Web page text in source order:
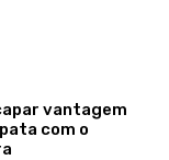
vantagem
com o